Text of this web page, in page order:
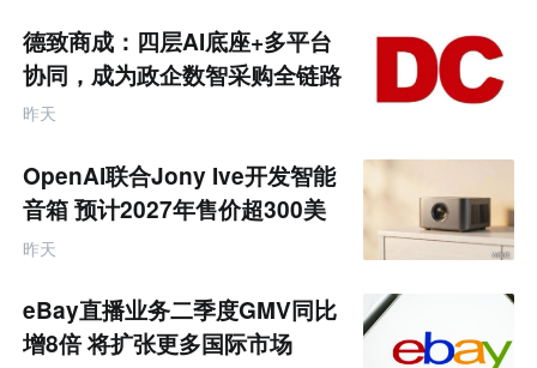
商
产
业
互
联
网
德致商成：四层AI底座+多平台
协同，成为政企数智采购全链路
服务商
昨天
OpenAI联合Jony Ive开发智能
音箱 预计2027年售价超300美
元
昨天
eBay直播业务二季度GMV同比
增8倍 将扩张更多国际市场